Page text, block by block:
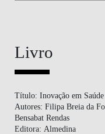
Livro
Título: Inovação em
Autores: Filipa Breia da
Bensabat Rendas
Editora: Almedina